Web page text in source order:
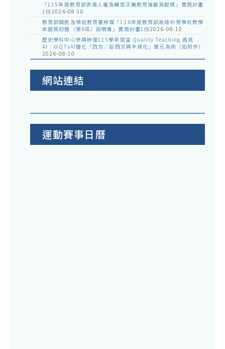
「115年度教育部表揚人權及轉型正義教育推展貢獻獎」實施計畫
1份2026-08-10
教育部國民及學前教育署辦理「116年度教育部高級中等學校教學
卓越獎初選（第6區）說明會」實施計畫1份2026-08-10
歷史學科中心參與辦理115學年度當 Quality Teaching 遇見
AI：以QTxAI優化「西方／反西方與全球化」單元為例（如附件）
2026-08-10
網站連結
運動賽事日曆